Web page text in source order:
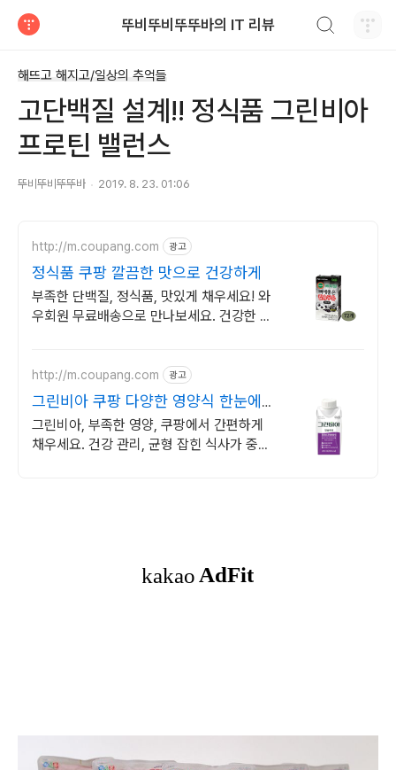
뚜비뚜비뚜뚜바의 IT 리뷰
해뜨고 해지고/일상의 추억들
고단백질 설계!! 정식품 그린비아
프로틴 밸런스
뚜비뚜비뚜뚜바 2019. 8. 23. 01:06
http://m.coupang.com 광고
정식품 쿠팡 깔끔한 맛으로 건강하게
부족한 단백질, 정식품, 맛있게 채우세요! 와
우회원 무료배송으로 만나보세요. 건강한 간
http://m.coupang.com 광고
그린비아 쿠팡 다양한 영양식 한눈에
비교
그린비아, 부족한 영양, 쿠팡에서 간편하게
채우세요. 건강 관리, 균형 잡힌 식사가 중요